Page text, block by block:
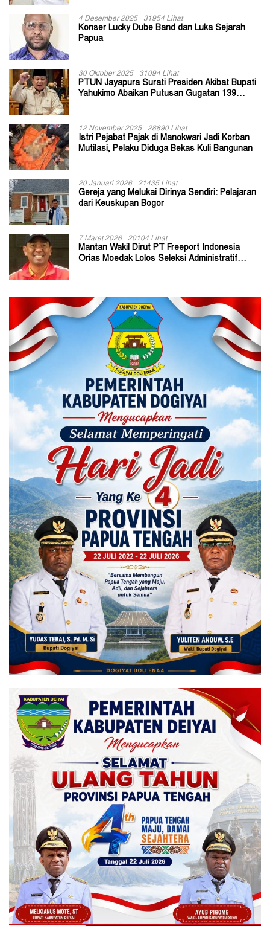
4 Desember 2025 31954 Lihat
Konser Lucky Dube Band dan Luka Sejarah
Papua
30 Oktober 2025 31094 Lihat
PTUN Jayapura Surati Presiden Akibat Bupati
Yahukimo Abaikan Putusan Gugatan 139
12 November 2025 28890 Lihat
Istri Pejabat Pajak di Manokwari Jadi Korban
Mutilasi, Pelaku Diduga Bekas Kuli Bangunan
20 Januari 2026 21435 Lihat
Gereja yang Melukai Dirinya Sendiri: Pelajaran
dari Keuskupan Bogor
7 Maret 2026 20104 Lihat
Mantan Wakil Dirut PT Freeport Indonesia
Orias Moedak Lolos Seleksi Administratif